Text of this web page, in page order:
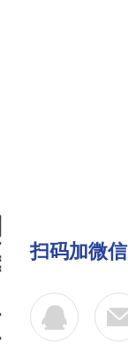
扫码加微信